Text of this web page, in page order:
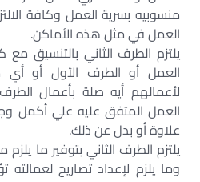
منسوبيه بسرية العمل وكافة
العمل في مثل هذه الأماكن.
يلتزم الطرف الثاني بالتنسيق
العمل أو الطرف الأول أو
لأعمالهم أيه صلة بأعمال
العمل المتفق عليه علي أكمل
علاوة أو بدل عن ذلك.
يلتزم الطرف الثاني بتوفير ما
وما يلزم لإعداد تصاريح